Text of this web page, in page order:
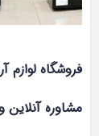
فروشگاه لوازم
مشاوره آنلاین